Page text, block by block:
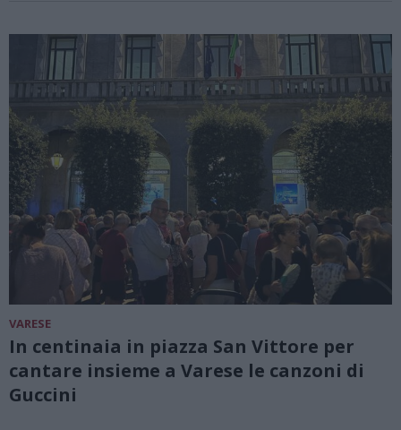
VARESE
In centinaia in piazza San Vittore per
cantare insieme a Varese le canzoni di
Guccini